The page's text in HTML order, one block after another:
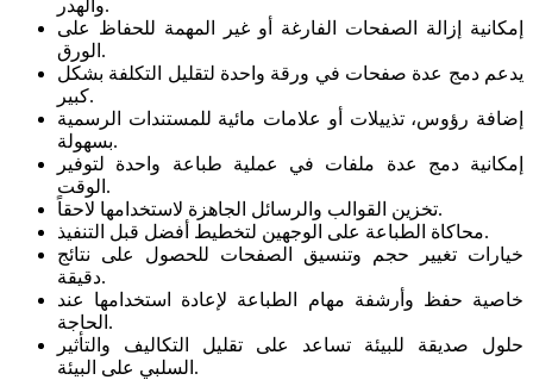
والهدر.
إمكانية إزالة الصفحات الفارغة أو غير المهمة للحفاظ على
الورق.
يدعم دمج عدة صفحات في ورقة واحدة لتقليل التكلفة بشكل
كبير.
إضافة رؤوس، تذييلات أو علامات مائية للمستندات الرسمية
بسهولة.
إمكانية دمج عدة ملفات في عملية طباعة واحدة لتوفير
الوقت.
تخزين القوالب والرسائل الجاهزة لاستخدامها لاحقاً.
محاكاة الطباعة على الوجهين لتخطيط أفضل قبل التنفيذ.
خيارات تغيير حجم وتنسيق الصفحات للحصول على نتائج
دقيقة.
خاصية حفظ وأرشفة مهام الطباعة لإعادة استخدامها عند
الحاجة.
حلول صديقة للبيئة تساعد على تقليل التكاليف والتأثير
السلبي على البيئة.